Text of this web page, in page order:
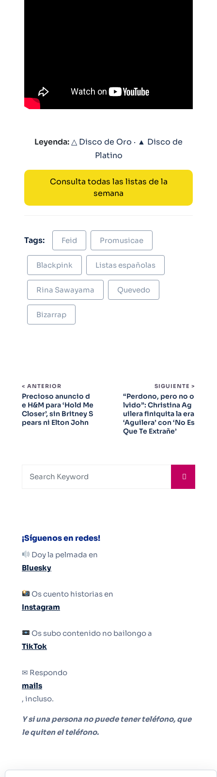
Leyenda:△ Disco de Oro · ▲ Disco de
Platino
Consulta todas las listas de la
semana
Tags: Feid Promusicae
Blackpink Listas españolas
Rina Sawayama Quevedo
Bizarrap
< ANTERIOR
Precioso anuncio d
e H&M para ‘Hold Me
Closer’, sin Britney S
pears ni Elton John
SIGUIENTE >
“Perdono, pero no o
lvido”: Christina Ag
uilera finiquita la era
‘Aguilera’ con ‘No Es
Que Te Extrañe’
¡Síguenos en redes!
Doy la pelmada en
Bluesky
Os cuento historias en
Instagram
Os subo contenido no bailongo a
TikTok
✉ Respondo
mails
, incluso.
Y si una persona no puede tener teléfono, que
le quiten el teléfono.